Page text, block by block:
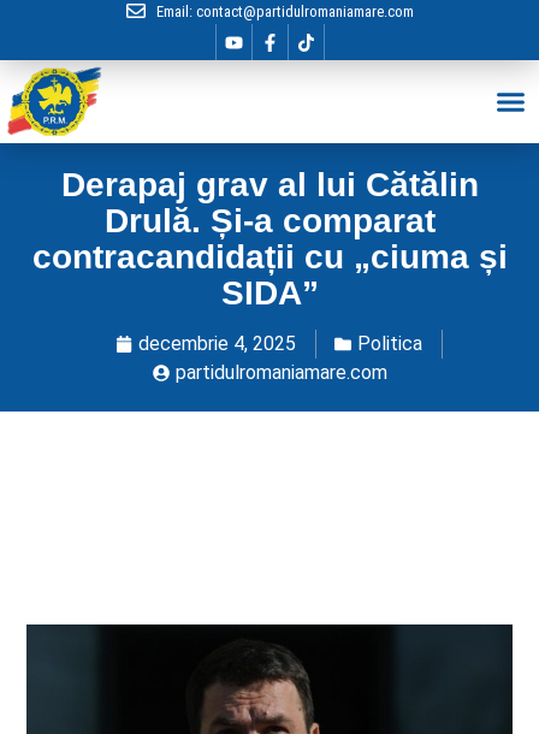
Email: contact@partidulromaniamare.com
Derapaj grav al lui Cătălin
Drulă. Și-a comparat
contracandidații cu „ciuma și
SIDA”
decembrie 4, 2025
Politica
partidulromaniamare.com